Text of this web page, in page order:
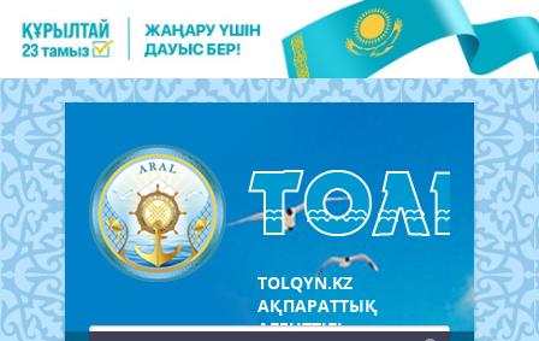
TOLQYN.KZ
АҚПАРАТТЫҚ
АГЕНТТІГІ